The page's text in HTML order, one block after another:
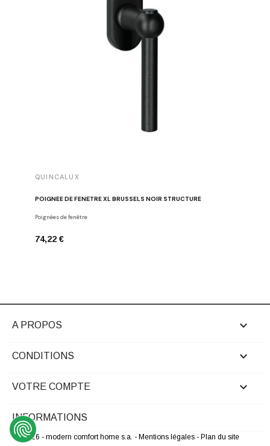
QUINCALUX
POIGNÉE DE FENÊTRE XL BRUSSELS NOIR STRUCTURÉ
Poignées de fenêtre
74,22 €
A PROPOS 
CONDITIONS 
VOTRE COMPTE 
INFORMATIONS
© 2026 - modern comfort home s.a. - Mentions légales - Plan du site